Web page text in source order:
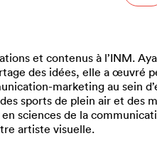
et contenus à l’INM.
des idées, elle a œuvré
marketing au sein
sports de plein air et des
sciences de la
artiste visuelle.